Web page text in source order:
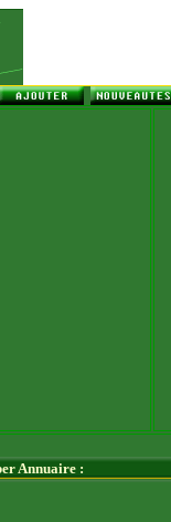
Annuaire :